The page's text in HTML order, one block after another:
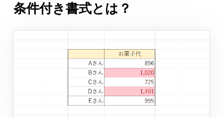
条件付き書式とは？